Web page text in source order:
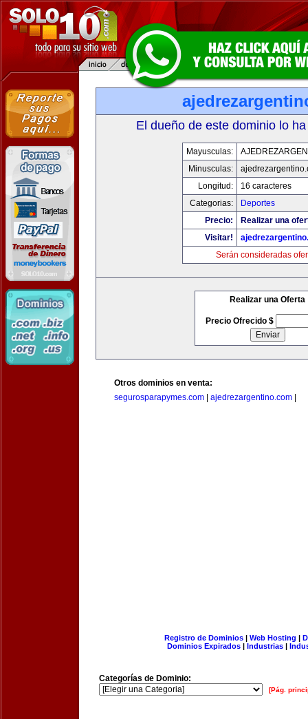
El dueño de este dominio lo
Mayusculas:
Minusculas:
Longitud:
16 caracteres
Categorias:
Deportes
Precio:
Realizar una
Visitar!
Serán consideradas
Realizar una Oferta
Precio Ofrecido $
Otros dominios en venta:
segurosparapymes.com
ajedrezargentino.com
Registro de Dominios| Web Hosting |
Dominios Expirados | Industrias |
Categorías de Dominio:
[Pág.